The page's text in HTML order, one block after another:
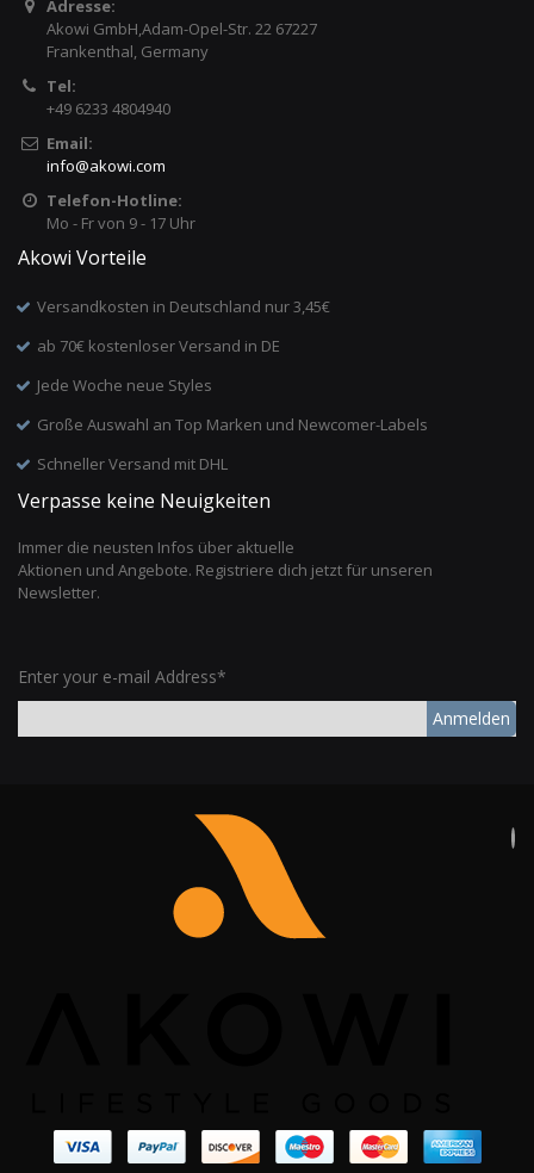
Adresse:
Akowi GmbH,Adam-Opel-Str. 22 67227
Frankenthal, Germany
Tel:
+49 6233 4804940
Email:
info@akowi.com
Telefon-Hotline:
Mo - Fr von 9 - 17 Uhr
Akowi Vorteile
Versandkosten in Deutschland nur 3,45€
ab 70€ kostenloser Versand in DE
Jede Woche neue Styles
Große Auswahl an Top Marken und Newcomer-Labels
Schneller Versand mit DHL
Verpasse keine Neuigkeiten
Immer die neusten Infos über aktuelle
Aktionen und Angebote. Registriere dich jetzt für unseren
Newsletter.
Enter your e-mail Address*
Anmelden